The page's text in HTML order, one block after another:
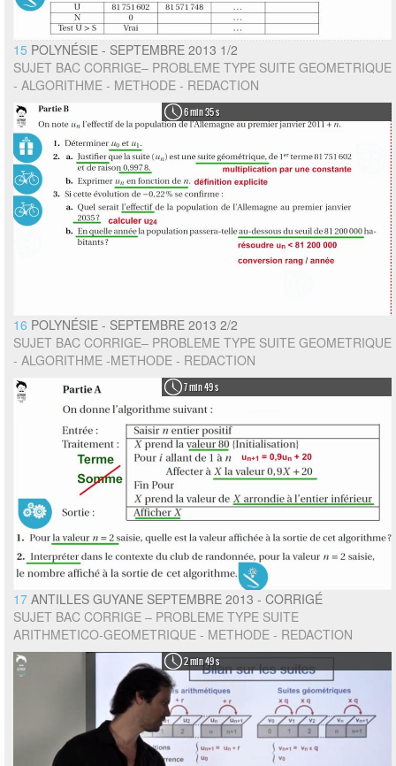
15 POLYNÉSIE - SEPTEMBRE 2013 1/2
SUJET BAC CORRIGE– PROBLEME TYPE SUITE GEOMETRIQUE
- ALGORITHME - METHODE - REDACTION
6 min 35 s
16 POLYNÉSIE - SEPTEMBRE 2013 2/2
SUJET BAC CORRIGE– PROBLEME TYPE SUITE GEOMETRIQUE
- ALGORITHME -METHODE - REDACTION
7 min 49 s
17 ANTILLES GUYANE SEPTEMBRE 2013 - CORRIGÉ
SUJET BAC CORRIGE – PROBLEME TYPE SUITE
ARITHMETICO-GEOMETRIQUE - METHODE - REDACTION
2 min 49 s